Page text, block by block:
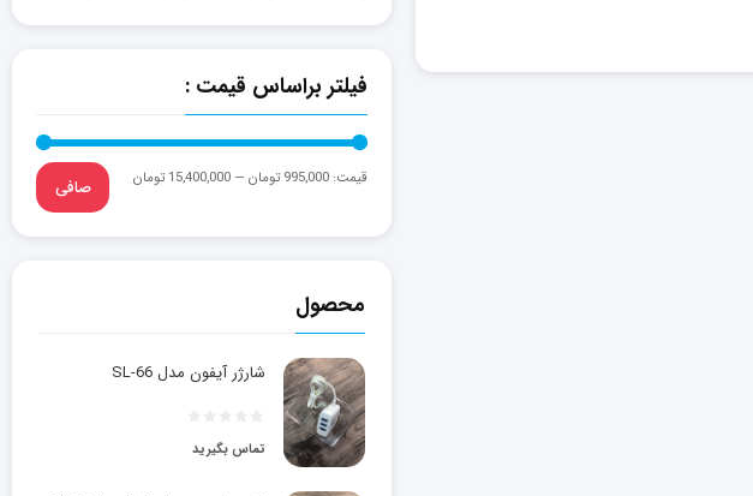
فیلتر براساس قیمت :
صافی قيمت: 995,000 تومان —15,400,000 تومان
محصول
شارژر آیفون مدل SL-66
تماس بگیرید